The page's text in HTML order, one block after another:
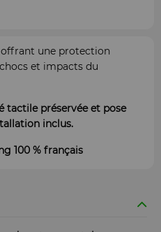
une protection
et impacts du
tactile préservée et pose
inclus.
100 % français